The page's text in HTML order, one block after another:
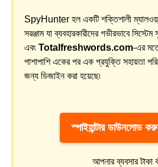
SpyHunter হল একটি শক্তিশালী
সরঞ্জাম যা ব্যবহারকারীদের গভীরভাবে
এবং Totalfreshwords.com-এর
পাশাপাশি একের পর এক প্রযুক্তি সহায়তা
জন্য ডিজাইন করা হয়েছে৷
স্পাইহান্টার ডাউনলোড
আপনার ব্যবসার টাকা